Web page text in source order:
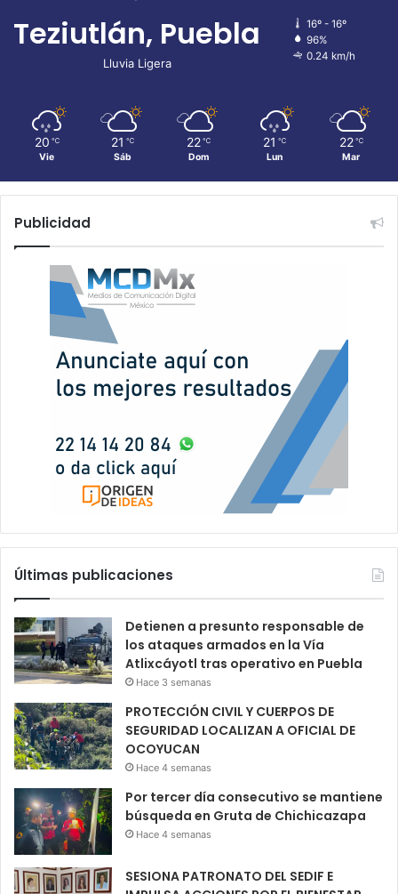
Teziutlán, Puebla
Lluvia Ligera
16º - 16º
96%
0.24 km/h
20 ℃
Vie
21 ℃
Sáb
22 ℃
Dom
21 ℃
Lun
22 ℃
Mar
Publicidad
Últimas publicaciones
Detienen a presunto responsable de
los ataques armados en la Vía
Atlixcáyotl tras operativo en Puebla
Hace 3 semanas
PROTECCIÓN CIVIL Y CUERPOS DE
SEGURIDAD LOCALIZAN A OFICIAL DE
OCOYUCAN
Hace 4 semanas
Por tercer día consecutivo se mantiene
búsqueda en Gruta de Chichicazapa
Hace 4 semanas
SESIONA PATRONATO DEL SEDIF E